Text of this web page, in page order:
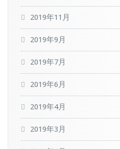
2019年11月
2019年9月
2019年7月
2019年6月
2019年4月
2019年3月